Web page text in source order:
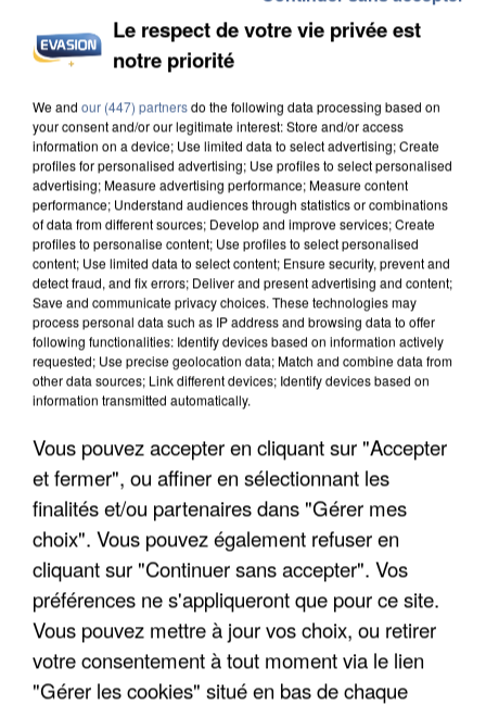
UNE TOURISTE DE L’OISE EMPORTÉE PAR UNE
COULÉE DE BOUE EN HAUTE-SAVOIE
LES DONNÉES DE 300 000 CLIENTS DÉROBÉES À
INTERMARCHÉ APRÈS UNE...
Le respect de votre vie privée est
notre priorité
We and our (447) partnersdo the following data processing based on
your consent and/or our legitimate interest: Store and/or access
information on a device; Use limited data to select advertising; Create
profiles for personalised advertising; Use profiles to select personalised
advertising; Measure advertising performance; Measure content
performance; Understand audiences through statistics or combinations
of data from different sources; Develop and improve services; Create
profiles to personalise content; Use profiles to select personalised
content; Use limited data to select content; Ensure security, prevent and
detect fraud, and fix errors; Deliver and present advertising and content;
Save and communicate privacy choices. These technologies may
process personal data such as IP address and browsing data to offer
following functionalities: Identify devices based on information actively
requested; Use precise geolocation data; Match and combine data from
other data sources; Link different devices; Identify devices based on
information transmitted automatically.
Vous pouvez accepter en cliquant sur "Accepter
et fermer", ou affiner en sélectionnant les
finalités et/ou partenaires dans "Gérer mes
choix". Vous pouvez également refuser en
cliquant sur "Continuer sans accepter". Vos
préférences ne s'appliqueront que pour ce site.
Vous pouvez mettre à jour vos choix, ou retirer
votre consentement à tout moment via le lien
"Gérer les cookies" situé en bas de chaque